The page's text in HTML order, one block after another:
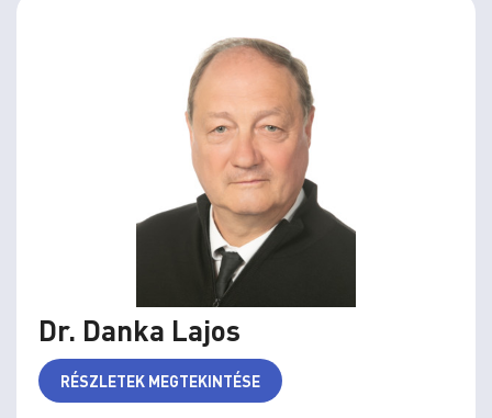
Dr. Danka Lajos
RÉSZLETEK MEGTEKINTÉSE